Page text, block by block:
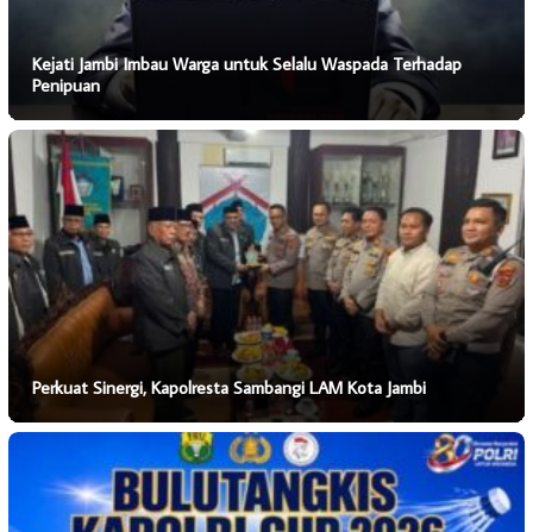
Kejati Jambi Imbau Warga untuk Selalu Waspada Terhadap
Penipuan
Perkuat Sinergi, Kapolresta Sambangi LAM Kota Jambi